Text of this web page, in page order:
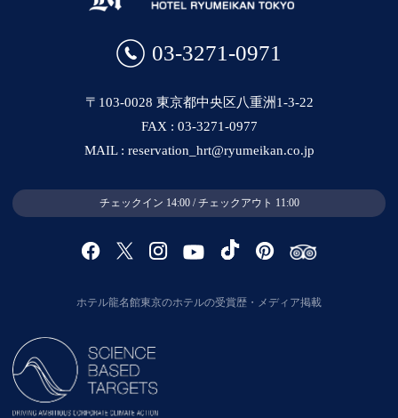
03-3271-0971
〒103-0028 東京都中央区八重洲1-3-22
FAX : 03-3271-0977
MAIL : reservation_hrt@ryumeikan.co.jp
チェックイン 14:00 / チェックアウト 11:00
ホテル龍名館東京のホテルの受賞歴・メディア掲載